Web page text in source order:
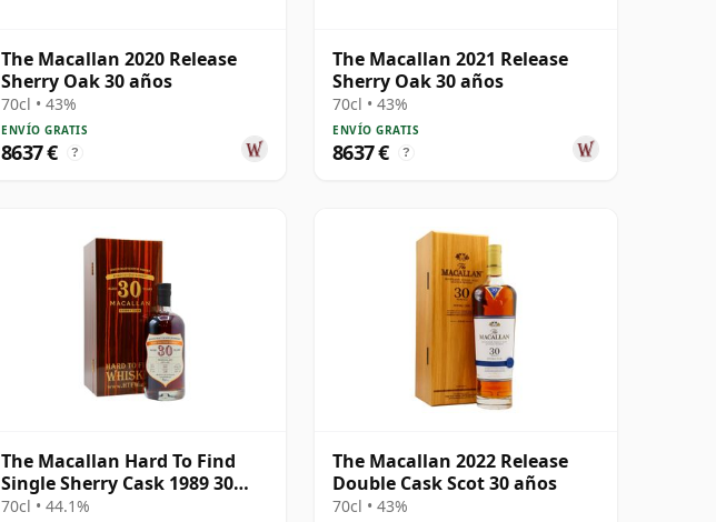
The Macallan 2020 Release
Sherry Oak 30 años
70cl • 43%
ENVÍO GRATIS
8637 € ?
The Macallan 2021 Release
Sherry Oak 30 años
70cl • 43%
ENVÍO GRATIS
8637 € ?
The Macallan Hard To Find
Single Sherry Cask 1989 30
años
70cl • 44.1%
The Macallan 2022 Release
Double Cask Scot 30 años
70cl • 43%